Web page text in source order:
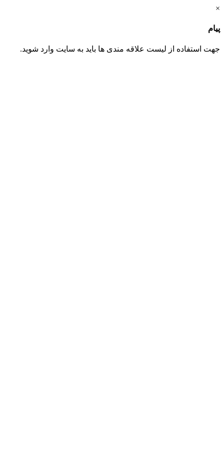
×
پیام
جهت استفاده از لیست علاقه مندی ها باید به سایت وارد شوید.